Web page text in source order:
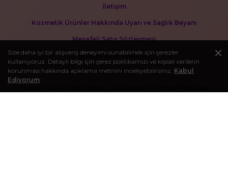
Size daha iyi bir alışveriş deneyimi sunabilmek için çerezler
kullanıyoruz. Detaylı bilgi için çerez politikamızı ve kişisel verilerin
korunması hakkında açıklama metnini inceleyebilirsiniz. Kabul
Ediyorum
İletişim
Kozmetik Ürünler Hakkında Uyarı ve Sağlık Beyanı
Mesafeli Satış Sözleşmesi
İptal ve İade Koşulları
Gizlilik ve Çerez Politikamız